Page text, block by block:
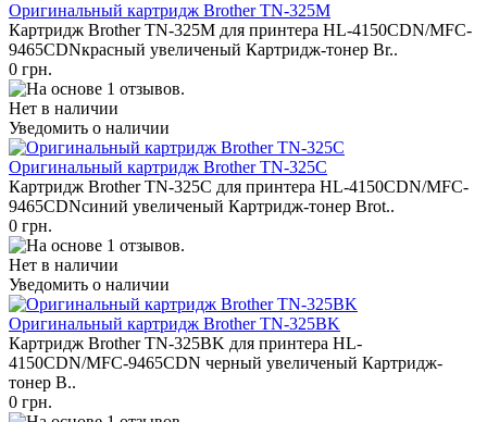
Оригинальный картридж Brother TN-325M
Картридж Brother TN-325M для принтера HL-4150CDN/MFC-
9465CDNкрасный увеличеный Картридж-тонер Br..
0 грн.
Нет в наличии
Уведомить о наличии
Оригинальный картридж Brother TN-325C
Картридж Brother TN-325C для принтера HL-4150CDN/MFC-
9465CDNсиний увеличеный Картридж-тонер Brot..
0 грн.
Нет в наличии
Уведомить о наличии
Оригинальный картридж Brother TN-325BK
Картридж Brother TN-325BK для принтера HL-
4150CDN/MFC-9465CDN черный увеличеный Картридж-
тонер B..
0 грн.